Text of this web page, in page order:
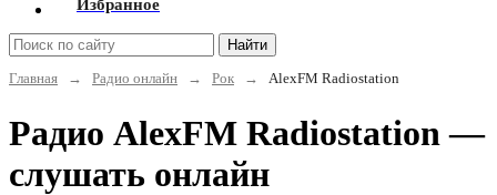
Избранное
Найти
Главная
→ Радио онлайн → Рок → AlexFM Radiostation
Радио AlexFM Radiostation —
слушать онлайн